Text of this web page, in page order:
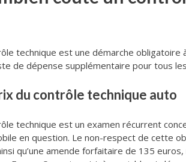
technique est une démarche
de dépense supplémentaire pour tous
du contrôle technique auto
technique est un examen récurrent
en question. Le non-respect de cette
qu’une amende forfaitaire de 135